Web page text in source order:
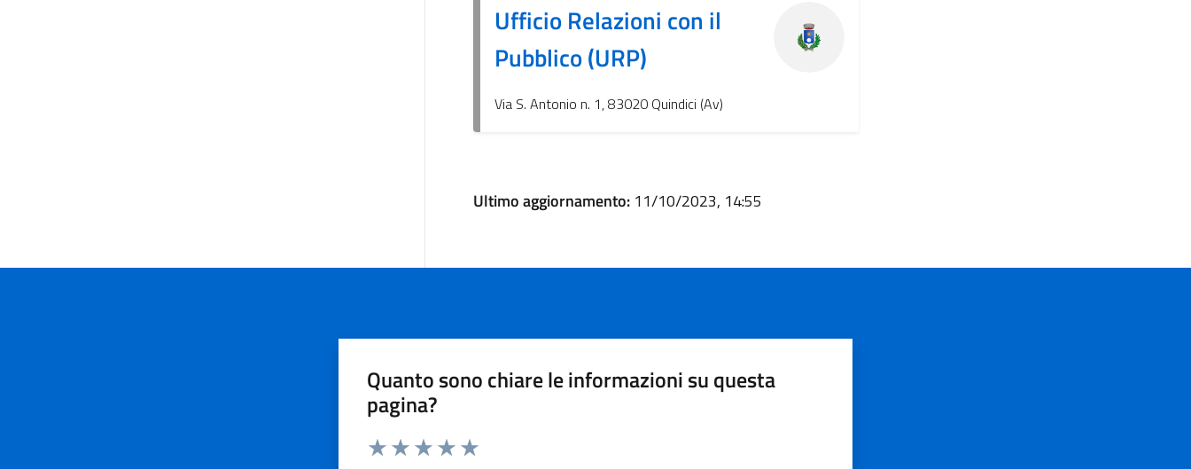
Ufficio Relazioni con il
Pubblico (URP)
Via S. Antonio n. 1, 83020 Quindici (Av)
Ultimo aggiornamento: 11/10/2023, 14:55
Quanto sono chiare le informazioni su questa
pagina?